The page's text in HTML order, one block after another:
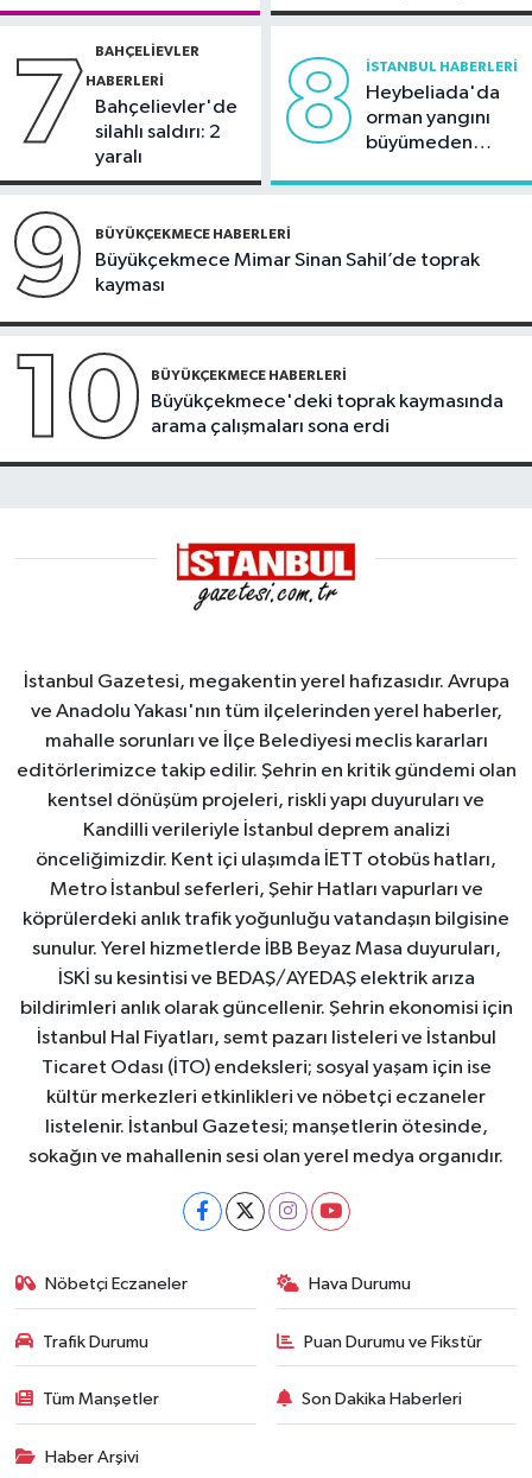
görüntülendi
7 BAHÇELIEVLER
HABERLERI
Bahçelievler'de
silahlı saldırı: 2
yaralı
8 İSTANBUL HABERLERI
Heybeliada'da
orman yangını
büyümeden
9 BÜYÜKÇEKMECE HABERLERI
Büyükçekmece Mimar Sinan Sahil’de toprak
kayması
10 BÜYÜKÇEKMECE HABERLERI
Büyükçekmece'deki toprak kaymasında
arama çalışmaları sona erdi
İstanbul Gazetesi, megakentin yerel hafızasıdır. Avrupa
ve Anadolu Yakası'nın tüm ilçelerinden yerel haberler,
mahalle sorunları ve İlçe Belediyesi meclis kararları
editörlerimizce takip edilir. Şehrin en kritik gündemi olan
kentsel dönüşüm projeleri, riskli yapı duyuruları ve
Kandilli verileriyle İstanbul deprem analizi
önceliğimizdir. Kent içi ulaşımda İETT otobüs hatları,
Metro İstanbul seferleri, Şehir Hatları vapurları ve
köprülerdeki anlık trafik yoğunluğu vatandaşın bilgisine
sunulur. Yerel hizmetlerde İBB Beyaz Masa duyuruları,
İSKİ su kesintisi ve BEDAŞ/AYEDAŞ elektrik arıza
bildirimleri anlık olarak güncellenir. Şehrin ekonomisi için
İstanbul Hal Fiyatları, semt pazarı listeleri ve İstanbul
Ticaret Odası (İTO) endeksleri; sosyal yaşam için ise
kültür merkezleri etkinlikleri ve nöbetçi eczaneler
listelenir. İstanbul Gazetesi; manşetlerin ötesinde,
sokağın ve mahallenin sesi olan yerel medya organıdır.
Nöbetçi Eczaneler Hava Durumu
Trafik Durumu Puan Durumu ve Fikstür
Tüm Manşetler Son Dakika Haberleri
Haber Arşivi